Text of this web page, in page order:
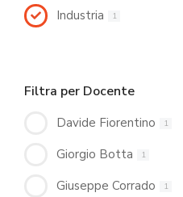
Industria 1
Filtra per Docente
Davide Fiorentino 1
Giorgio Botta 1
Giuseppe Corrado 1